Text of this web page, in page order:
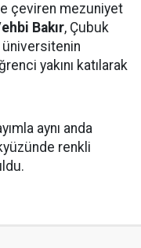
çeviren mezuniyet
Bakır, Çubuk
üniversitenin
yakını katılarak
aynı anda
renkli